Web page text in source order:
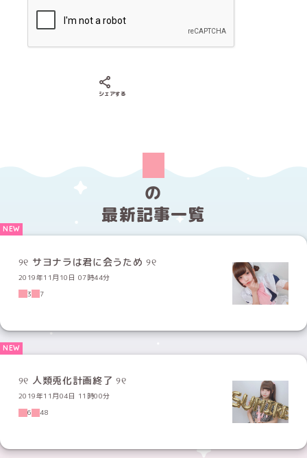
シェアする
の
最新記事一覧
୨୧ サヨナラは君に会うため ୨୧
2019年11月10日 07時44分
3
7
୨୧ 人類兎化計画終了 ୨୧
2019年11月04日 11時00分
6
48